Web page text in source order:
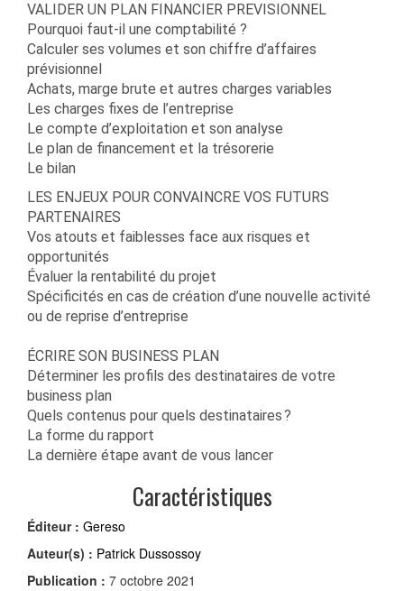
VALIDER UN PLAN FINANCIER PREVISIONNEL
Pourquoi faut-il une comptabilité ?
Calculer ses volumes et son chiffre d’affaires
prévisionnel
Achats, marge brute et autres charges variables
Les charges fixes de l’entreprise
Le compte d’exploitation et son analyse
Le plan de financement et la trésorerie
Le bilan
LES ENJEUX POUR CONVAINCRE VOS FUTURS
PARTENAIRES
Vos atouts et faiblesses face aux risques et
opportunités
Évaluer la rentabilité du projet
Spécificités en cas de création d’une nouvelle activité
ou de reprise d’entreprise
ÉCRIRE SON BUSINESS PLAN
Déterminer les profils des destinataires de votre
business plan
Quels contenus pour quels destinataires ?
La forme du rapport
La dernière étape avant de vous lancer
Caractéristiques
Éditeur : Gereso
Auteur(s) : Patrick Dussossoy
Publication : 7 octobre 2021